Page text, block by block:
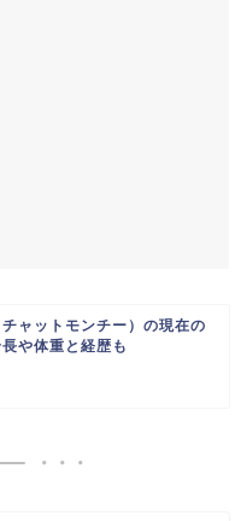
ャットモンチー）の現在の
や体重と経歴も